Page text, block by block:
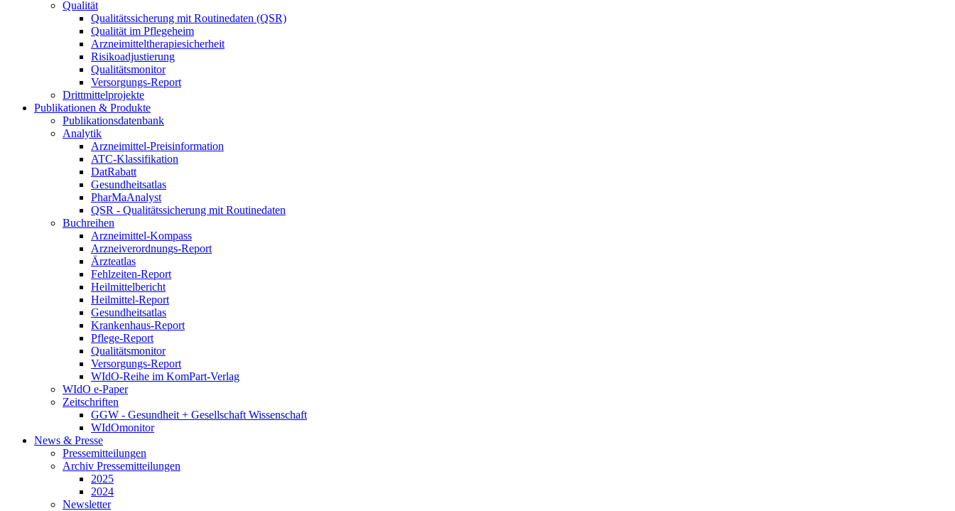
Qualität
Qualitätssicherung mit Routinedaten (QSR)
Qualität im Pflegeheim
Arzneimitteltherapiesicherheit
Risikoadjustierung
Qualitätsmonitor
Versorgungs-Report
Drittmittelprojekte
Publikationen & Produkte
Publikationsdatenbank
Analytik
Arzneimittel-Preisinformation
ATC-Klassifikation
DatRabatt
Gesundheitsatlas
PharMaAnalyst
QSR - Qualitätssicherung mit Routinedaten
Buchreihen
Arzneimittel-Kompass
Arzneiverordnungs-Report
Ärzteatlas
Fehlzeiten-Report
Heilmittelbericht
Heilmittel-Report
Gesundheitsatlas
Krankenhaus-Report
Pflege-Report
Qualitätsmonitor
Versorgungs-Report
WIdO-Reihe im KomPart-Verlag
WIdO e-Paper
Zeitschriften
GGW - Gesundheit + Gesellschaft Wissenschaft
WIdOmonitor
News & Presse
Pressemitteilungen
Archiv Pressemitteilungen
2025
2024
Newsletter